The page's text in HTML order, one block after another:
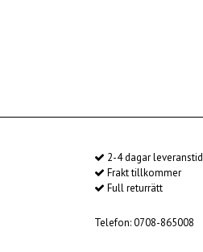
2-4 dagar leveranstid
Frakt tillkommer
Full returrätt
Telefon: 0708-865008